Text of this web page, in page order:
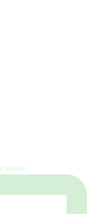
historie